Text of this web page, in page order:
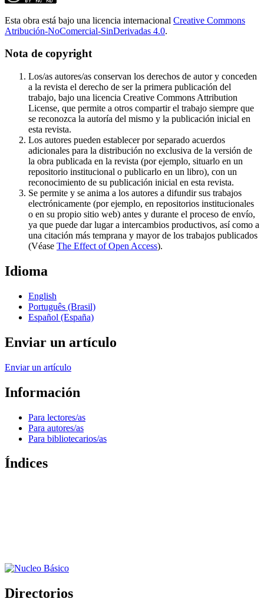
Esta obra está bajo una licencia internacional Creative Commons
Atribución-NoComercial-SinDerivadas 4.0.
Nota de copyright
Los/as autores/as conservan los derechos de autor y conceden
a la revista el derecho de ser la primera publicación del
trabajo, bajo una licencia Creative Commons Attribution
License, que permite a otros compartir el trabajo siempre que
se reconozca la autoría del mismo y la publicación inicial en
esta revista.
Los autores pueden establecer por separado acuerdos
adicionales para la distribución no exclusiva de la versión de
la obra publicada en la revista (por ejemplo, situarlo en un
repositorio institucional o publicarlo en un libro), con un
reconocimiento de su publicación inicial en esta revista.
Se permite y se anima a los autores a difundir sus trabajos
electrónicamente (por ejemplo, en repositorios institucionales
o en su propio sitio web) antes y durante el proceso de envío,
ya que puede dar lugar a intercambios productivos, así como a
una citación más temprana y mayor de los trabajos publicados
(Véase The Effect of Open Access).
Idioma
English
Português (Brasil)
Español (España)
Enviar un artículo
Enviar un artículo
Información
Para lectores/as
Para autores/as
Para bibliotecarios/as
Índices
Directorios